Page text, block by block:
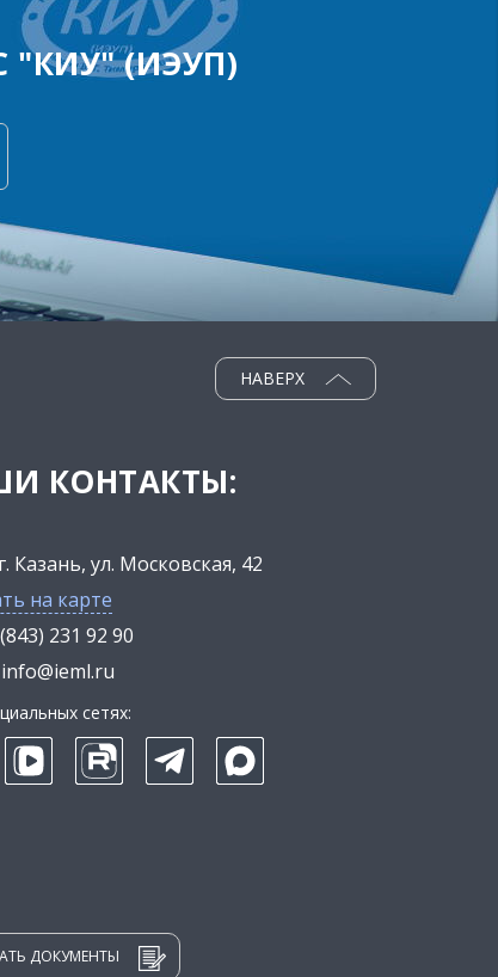
"КИУ" (ИЭУП)
НАВЕРХ
КОНТАКТЫ:
г. Казань, ул. Московская, 42
на карте
231 92 90
info@ieml.ru
сетях:
ДОКУМЕНТЫ